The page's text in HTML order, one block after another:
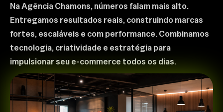
Na Agência Chamons, números falam mais alto.
Entregamos resultados reais, construindo marcas
fortes, escaláveis e com performance. Combinamos
tecnologia, criatividade e estratégia para
impulsionar seu e-commerce todos os dias.